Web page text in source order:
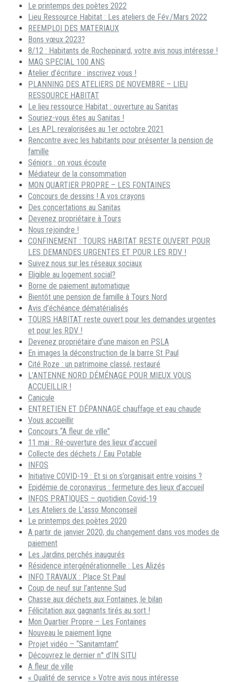
Le printemps des poètes 2022
Lieu Ressource Habitat : Les ateliers de Fév./Mars 2022
REEMPLOI DES MATERIAUX
Bons vœux 2023?
8/12 : Habitants de Rochepinard, votre avis nous intéresse !
MAG SPECIAL 100 ANS
Atelier d’écriture : inscrivez vous !
PLANNING DES ATELIERS DE NOVEMBRE – LIEU
RESSOURCE HABITAT
Le lieu ressource Habitat : ouverture au Sanitas
Souriez-vous êtes au Sanitas !
Les APL revalorisées au 1er octobre 2021
Rencontre avec les habitants pour présenter la pension de
famille
Séniors : on vous écoute
Médiateur de la consommation
MON QUARTIER PROPRE – LES FONTAINES
Concours de dessins ! A vos crayons
Des concertations au Sanitas
Devenez propriétaire à Tours
Nous rejoindre !
CONFINEMENT : TOURS HABITAT RESTE OUVERT POUR
LES DEMANDES URGENTES ET POUR LES RDV !
Suivez nous sur les réseaux sociaux
Eligible au logement social?
Borne de paiement automatique
Bientôt une pension de famille à Tours Nord
Avis d’échéance dématérialisés
TOURS HABITAT reste ouvert pour les demandes urgentes
et pour les RDV !
Devenez propriétaire d’une maison en PSLA
En images la déconstruction de la barre St Paul
Cité Roze : un patrimoine classé, restauré
L’ANTENNE NORD DÉMÉNAGE POUR MIEUX VOUS
ACCUEILLIR !
Canicule
ENTRETIEN ET DÉPANNAGE chauffage et eau chaude
Vous accueillir
Concours “A fleur de ville”
11 mai : Ré-ouverture des lieux d’accueil
Collecte des déchets / Eau Potable
INFOS
Initiative COVID-19 : Et si on s’organisait entre voisins ?
Epidémie de coronavirus : fermeture des lieux d’accueil
INFOS PRATIQUES – quotidien Covid-19
Les Ateliers de L’asso Monconseil
Le printemps des poètes 2020
A partir de janvier 2020, du changement dans vos modes de
paiement
Les Jardins perchés inaugurés
Résidence intergénérationnelle : Les Alizés
INFO TRAVAUX : Place St Paul
Coup de neuf sur l’antenne Sud
Chasse aux déchets aux Fontaines, le bilan
Félicitation aux gagnants tirés au sort !
Mon Quartier Propre – Les Fontaines
Nouveau le paiement ligne
Projet vidéo – “Sanitamtam”
Découvrez le dernier n° d’IN SITU
A fleur de ville
« Qualité de service » Votre avis nous intéresse